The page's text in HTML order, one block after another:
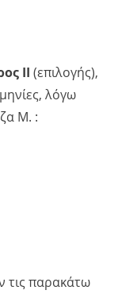
ΙΙ (επιλογής),
λόγω
Μ. :
παρακάτω